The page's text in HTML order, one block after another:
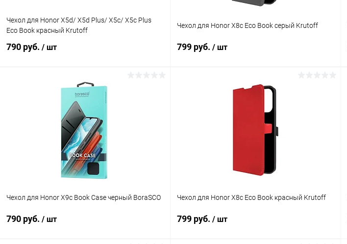
Чехол для Honor X5d/ X5d Plus/ X5c/ X5c Plus
Eco Book красный Krutoff
790 руб. / шт
В корзину
Чехол для Honor X8c Eco Book серый Krutoff
799 руб. / шт
В корзину
В наличии
Чехол для Honor X9c Book Case черный BoraSCO
790 руб. / шт
Чехол для Honor X8c Eco Book красный Krutoff
799 руб. / шт